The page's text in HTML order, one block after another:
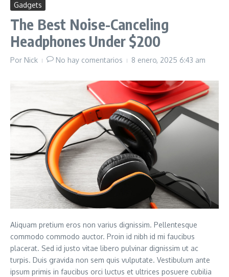
Gadgets
The Best Noise-Canceling
Headphones Under $200
Por Nick No hay comentarios 8 enero, 2025 6:43 am
Aliquam pretium eros non varius dignissim. Pellentesque
commodo commodo auctor. Proin id nibh id mi faucibus
placerat. Sed id justo vitae libero pulvinar dignissim ut ac
turpis. Duis gravida non sem quis vulputate. Vestibulum ante
ipsum primis in faucibus orci luctus et ultrices posuere cubilia